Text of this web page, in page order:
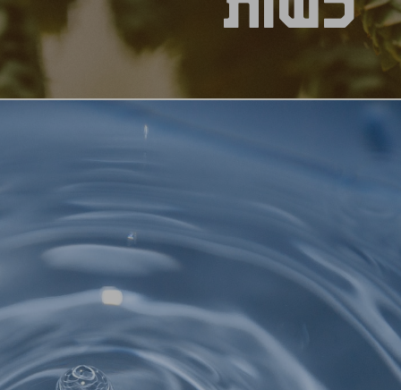
כשות
התבלין של כל בירה. הכשותית היא צמח ממשפחת
היא לא), ויש לה שלושה תפקידים בבירה - לקבוע
להעניק לבירה ארומה ולשמש כחומר משמר טבעי.